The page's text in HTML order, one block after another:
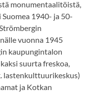
monumentaalitöistä,
1940- ja 50-
vuonna 1945
kaupungintalon
suurta freskoa,
lastenkulttuurikeskus)
ja Kotkan